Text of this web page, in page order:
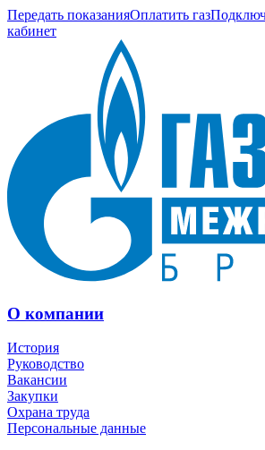
Передать показанияОплатить газ
кабинет
О компании
История
Руководство
Вакансии
Закупки
Охрана труда
Персональные данные